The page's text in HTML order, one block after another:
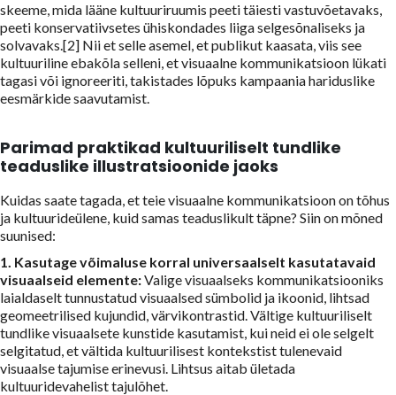
skeeme, mida lääne kultuuriruumis peeti täiesti vastuvõetavaks,
peeti konservatiivsetes ühiskondades liiga selgesõnaliseks ja
solvavaks.[2] Nii et selle asemel, et publikut kaasata, viis see
kultuuriline ebakõla selleni, et visuaalne kommunikatsioon lükati
tagasi või ignoreeriti, takistades lõpuks kampaania hariduslike
eesmärkide saavutamist.
Parimad praktikad kultuuriliselt tundlike
teaduslike illustratsioonide jaoks
Kuidas saate tagada, et teie visuaalne kommunikatsioon on tõhus
ja kultuurideülene, kuid samas teaduslikult täpne? Siin on mõned
suunised:
1. Kasutage võimaluse korral universaalselt kasutatavaid
visuaalseid elemente:Valige visuaalseks kommunikatsiooniks
laialdaselt tunnustatud visuaalsed sümbolid ja ikoonid, lihtsad
geomeetrilised kujundid, värvikontrastid. Vältige kultuuriliselt
tundlike visuaalsete kunstide kasutamist, kui neid ei ole selgelt
selgitatud, et vältida kultuurilisest kontekstist tulenevaid
visuaalse tajumise erinevusi. Lihtsus aitab ületada
kultuuridevahelist tajulõhet.